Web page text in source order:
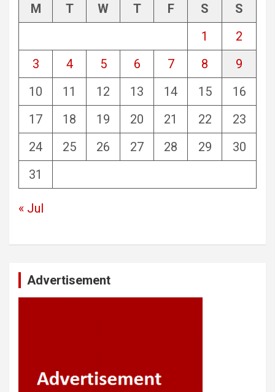
M
T W T F S
S
1
2
3
4 5 6 7 8
9
10
11 12 13 14 15
16
17
18 19 20 21 22
23
24
25 26 27 28 29
30
31
« Jul
Advertisement